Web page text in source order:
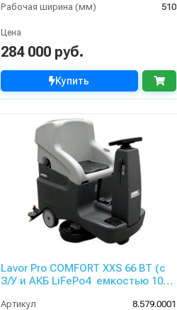
Рабочая ширина (мм)
510
Цена
284 000 руб.
Купить
Lavor Pro COMFORT XXS 66 BT (с
З/У и АКБ LiFePo4 емкостью 100
Артикул
8.579.0001